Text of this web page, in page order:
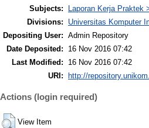
Subjects:
Laporan Kerja
Divisions:
Universitas Komputer
Depositing User: Admin Repository
Date Deposited:
16 Nov 2016 07:42
Last Modified:
16 Nov 2016 07:42
URI:
http://
Actions (login required)
View Item